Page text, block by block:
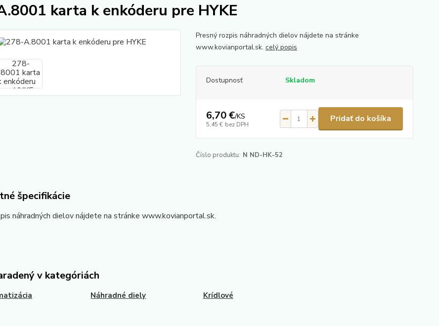
karta k enkóderu pre HYKE
Presný rozpis náhradných dielov nájdete na stránke
www.kovianportal.sk. celý popis
Dostupnosť Skladom
6,70 €/KS
5,45 € bez DPH
Pridať do košíka
Číslo produktu: N ND-HK-52
špecifikácie
náhradných dielov nájdete na stránke www.kovianportal.sk.
v kategóriách
Náhradné diely Krídlové